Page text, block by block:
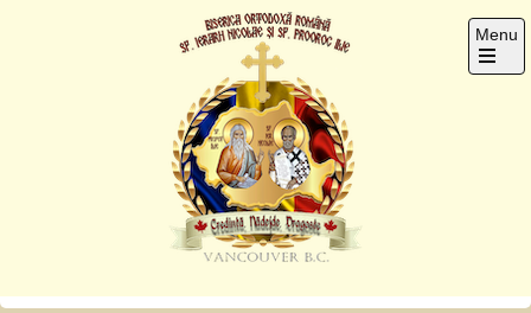
Sf. Ier. Nicolae si Pro.
Menu
Open